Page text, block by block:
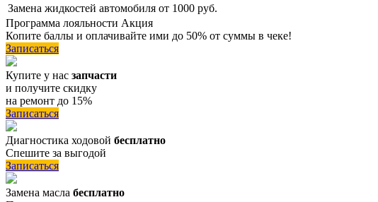
Замена жидкостей автомобиля от 1000 руб.
Программа лояльности Акция
Копите баллы и оплачивайте ими до 50% от суммы в чеке!
Записаться
Купите у нас запчасти
и получите скидку
на ремонт до 15%
Записаться
Диагностика ходовой бесплатно
Спешите за выгодой
Записаться
Замена масла бесплатно